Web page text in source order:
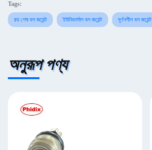
Tags:
রড শেষ বল জয়েন্ট ইউনিভার্সাল বল জয়েন্ট ঘূর্ণনশীল বল জয়েন্ট
অনুরূপ পণ্য